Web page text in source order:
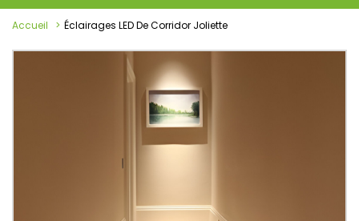
Accueil Éclairages LED De Corridor Joliette